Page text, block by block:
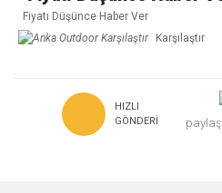
Fiyatı Düşünce Haber Ver
Karşılaştır
HIZLI
GÖNDERI
paylaş